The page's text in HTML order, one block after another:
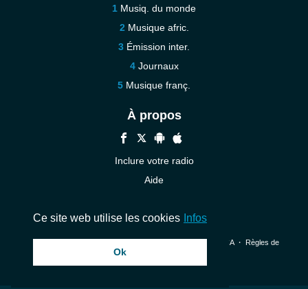
Musiq. du monde
Musique afric.
Émission inter.
Journaux
Musique franç.
À propos
Inclure votre radio
Aide
DMCA・ Règles de
Ce site web utilise les cookies Infos
Ok